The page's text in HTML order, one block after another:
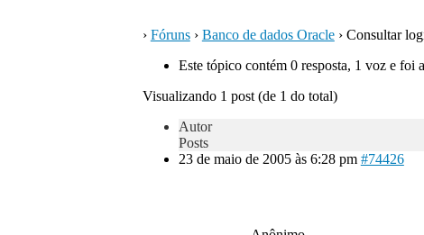
› Fóruns › Banco de dados Oracle › Consultar
Este tópico contém 0 resposta, 1 voz e foi
Visualizando 1 post (de 1 do total)
Autor
Posts
23 de maio de 2005 às 6:28 pm #74426